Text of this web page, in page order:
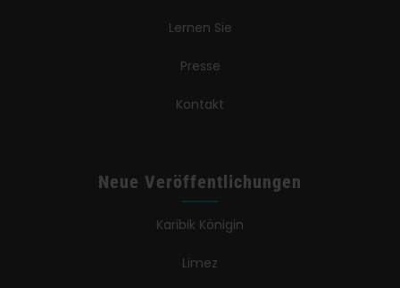
Lernen Sie
Presse
Kontakt
Neue Veröffentlichungen
Karibik Königin
Limez